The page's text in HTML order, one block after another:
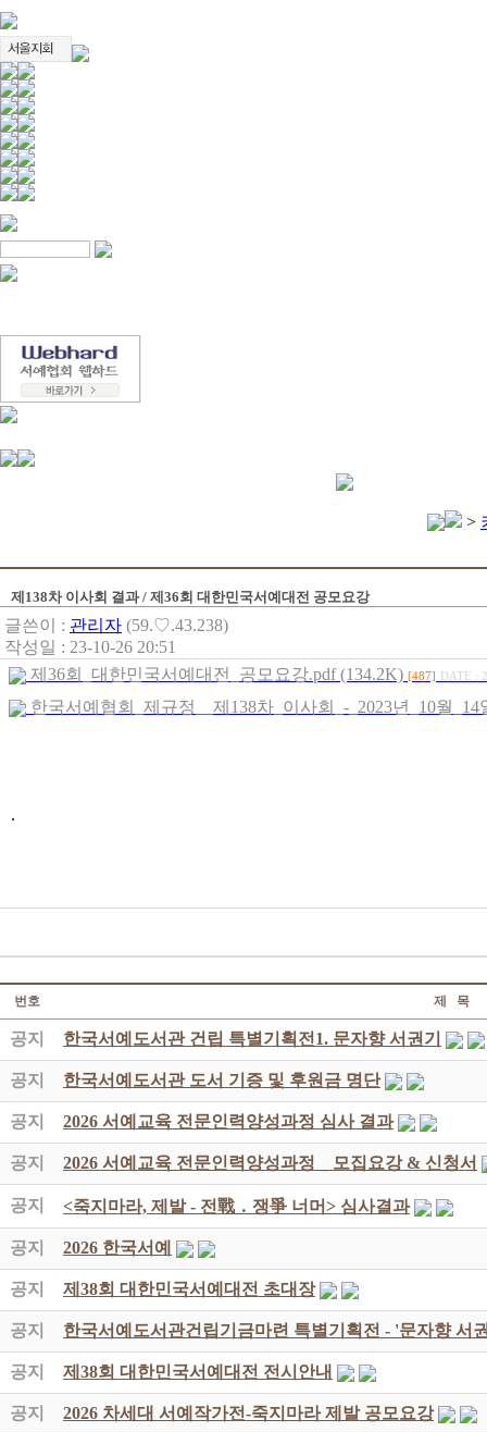
>
제138차 이사회 결과 / 제36회 대한민국서예대전 공모요강
글쓴이 : 관리자 (59.♡.43.238)
작성일 : 23-10-26 20:51
제36회_대한민국서예대전_공모요강.pdf (134.2K) [487] DATE :
한국서예협회_제규정__제138차_이사회_-_2023년_10월_14
.
번호 제 목
공지 한국서예도서관 건립 특별기획전1. 문자향 서권기
공지 한국서예도서관 도서 기증 및 후원금 명단
공지 2026 서예교육 전문인력양성과정 심사 결과
공지 2026 서예교육 전문인력양성과정 _ 모집요강 & 신청서
공지 <죽지마라, 제발 - 전戰 ․ 쟁爭 너머> 심사결과
공지 2026 한국서예
공지 제38회 대한민국서예대전 초대장
공지 한국서예도서관건립기금마련 특별기획전 - '문자향 서
공지 제38회 대한민국서예대전 전시안내
공지 2026 차세대 서예작가전-죽지마라 제발 공모요강